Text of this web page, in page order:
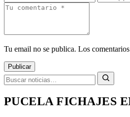
Tu email no se publica. Los
Publicar
PUCELA FICHAJES